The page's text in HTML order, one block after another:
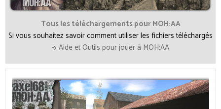
Tous les téléchargements pour MOH:AA
Si vous souhaitez savoir comment utiliser les fichiers téléchargés
-> Aide et Outils pour jouer à MOH:AA